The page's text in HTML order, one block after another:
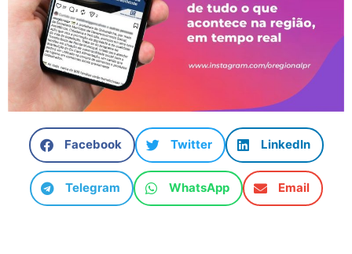
Facebook Twitter LinkedIn
Telegram WhatsApp Email